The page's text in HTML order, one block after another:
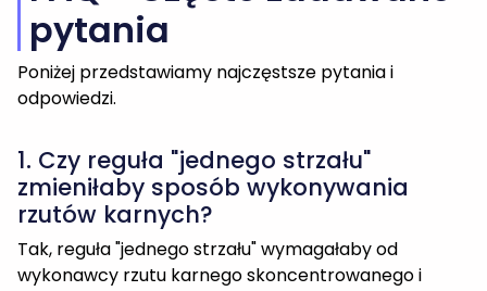
pytania
Poniżej przedstawiamy najczęstsze pytania i
odpowiedzi.
1. Czy reguła "jednego strzału"
zmieniłaby sposób wykonywania
rzutów karnych?
Tak, reguła "jednego strzału" wymagałaby od
wykonawcy rzutu karnego skoncentrowanego i